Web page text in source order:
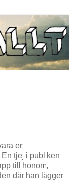
en
tjej i publiken
till honom,
där han lägger